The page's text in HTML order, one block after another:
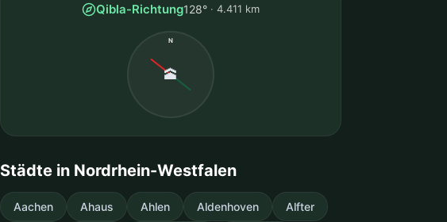
Qibla-Richtung128° 4.411 km
N
🕋
Städte in Nordrhein-Westfalen
Aachen Ahaus Ahlen Aldenhoven Alfter